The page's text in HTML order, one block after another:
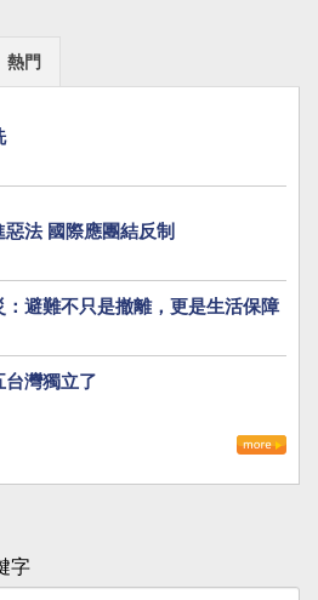
熱門
法 國際應團結反制
避難不只是撤離，更是生活保障
台灣獨立了
字